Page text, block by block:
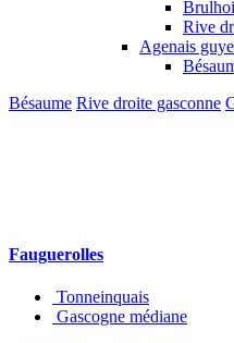
Rive
Agenais
Bésaume Rive droite gasconne
Fauguerolles
Tonneinquais
Gascogne médiane